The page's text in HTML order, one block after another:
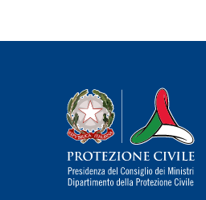
Dipartimento